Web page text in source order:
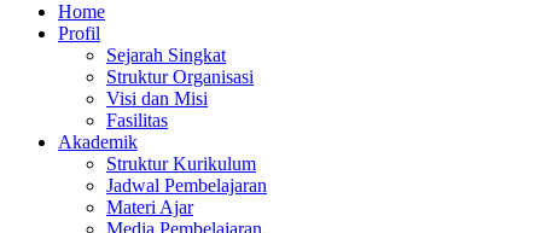
Home
Profil
Sejarah Singkat
Struktur Organisasi
Visi dan Misi
Fasilitas
Akademik
Struktur Kurikulum
Jadwal Pembelajaran
Materi Ajar
Media Pembelajaran